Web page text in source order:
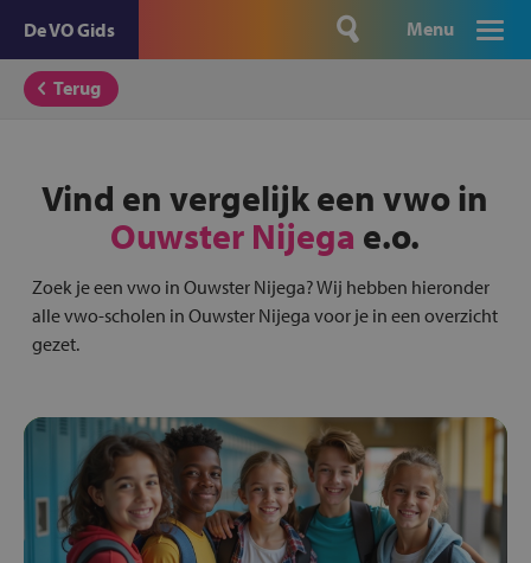
De VO Gids Menu
Terug
Vind en vergelijk een vwo in
Ouwster Nijega e.o.
Zoek je een vwo in Ouwster Nijega? Wij hebben hieronder
alle vwo-scholen in Ouwster Nijega voor je in een overzicht
gezet.